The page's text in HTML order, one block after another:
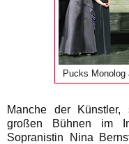
Pucks Monolog
Manche der
großen Bühnen im
Sopranistin Nina